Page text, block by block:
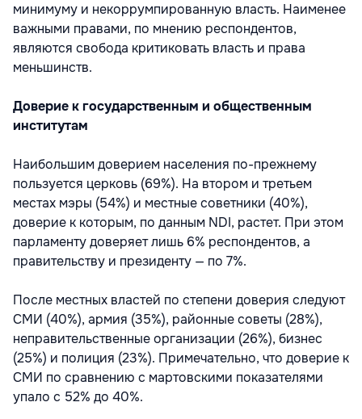
минимуму и некоррумпированную власть. Наименее
важными правами, по мнению респондентов,
являются свобода критиковать власть и права
меньшинств.
Доверие к государственным и общественным
институтам
Наибольшим доверием населения по-прежнему
пользуется церковь (69%). На втором и третьем
местах мэры (54%) и местные советники (40%),
доверие к которым, по данным NDI, растет. При этом
парламенту доверяет лишь 6% респондентов, а
правительству и президенту — по 7%.
После местных властей по степени доверия следуют
СМИ (40%), армия (35%), районные советы (28%),
неправительственные организации (26%), бизнес
(25%) и полиция (23%). Примечательно, что доверие к
СМИ по сравнению с мартовскими показателями
упало с 52% до 40%.